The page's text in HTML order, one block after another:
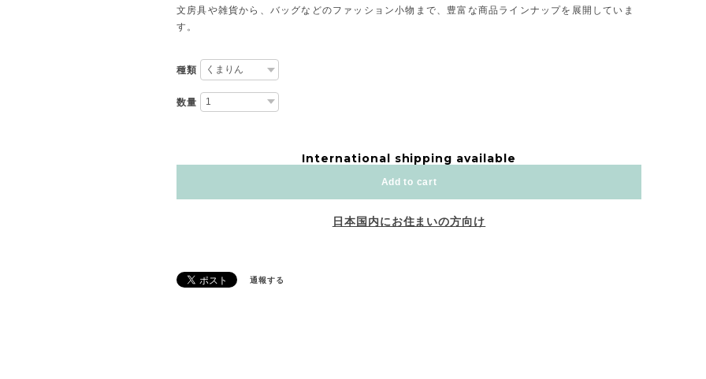
文房具や雑貨から、バッグなどのファッション小物まで、豊富な商品ラインナップを展開していま
す。
種類
数量
International shipping available
Add to cart
日本国内にお住まいの方向け
通報する